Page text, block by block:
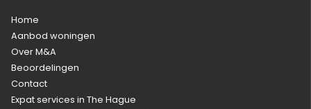
Home
Aanbod woningen
Over M&A
Beoordelingen
Contact
Expat services in The Hague